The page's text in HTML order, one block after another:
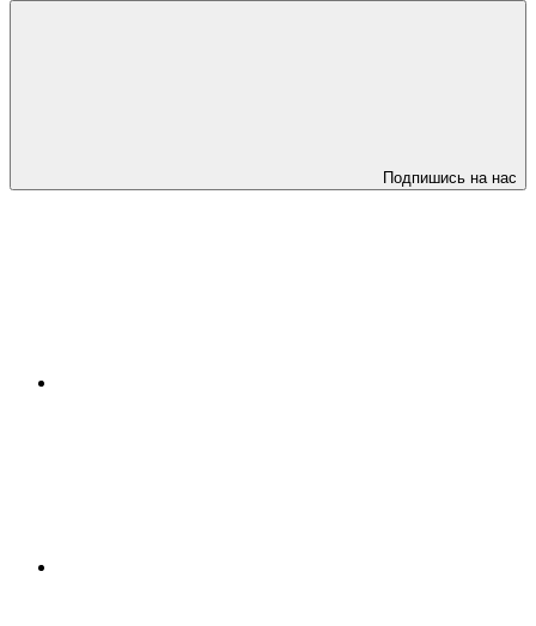
Подпишись на нас